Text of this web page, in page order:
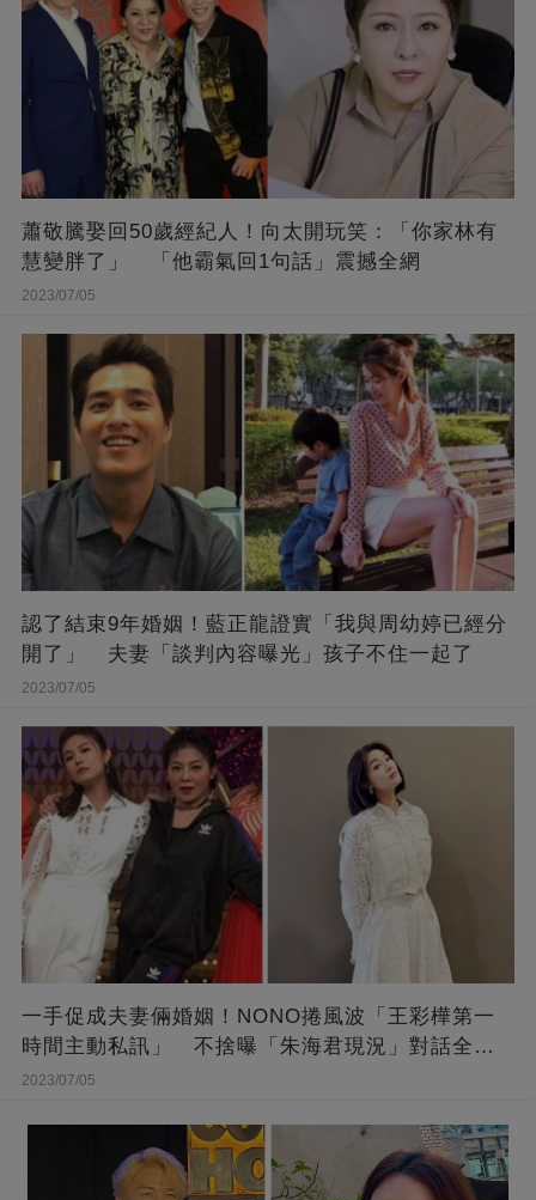
蕭敬騰娶回50歲經紀人！向太開玩笑：「你家林有
慧變胖了」 「他霸氣回1句話」震撼全網
2023/07/05
認了結束9年婚姻！藍正龍證實「我與周幼婷已經分
開了」 夫妻「談判內容曝光」孩子不住一起了
2023/07/05
一手促成夫妻倆婚姻！NONO捲風波「王彩樺第一
時間主動私訊」 不捨曝「朱海君現況」對話全公
開
2023/07/05